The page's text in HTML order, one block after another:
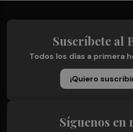
Suscríbete al
Todos los días a primera
¡Quiero
Síguenos en